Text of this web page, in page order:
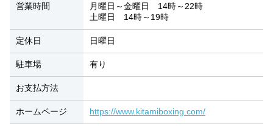
営業時間
月曜日～金曜日 14時～22時
土曜日 14時～19時
定休日 日曜日
駐車場 有り
お支払方法
ホームページ https://www.kitamiboxing.com/